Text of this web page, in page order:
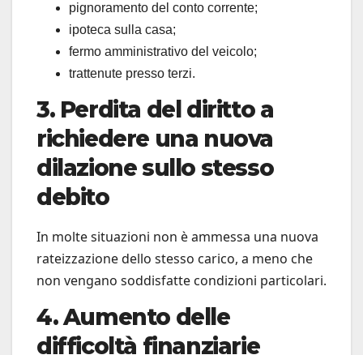
pignoramento del conto corrente;
ipoteca sulla casa;
fermo amministrativo del veicolo;
trattenute presso terzi.
3. Perdita del diritto a
richiedere una nuova
dilazione sullo stesso
debito
In molte situazioni non è ammessa una nuova
rateizzazione dello stesso carico, a meno che
non vengano soddisfatte condizioni particolari.
4. Aumento delle
difficoltà finanziarie